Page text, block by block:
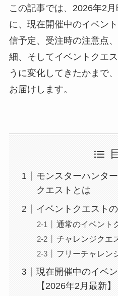
この記事では、2026年2
に、現在開催中のイベン
信予定、受注時の注意点
細、そしてイベントクエ
うに変化してきたかまで
お届けします。
モンスターハンタ
クエストとは
イベントクエスト
通常のイベント
チャレンジクエ
フリーチャレン
現在開催中のイベ
【2026年2月最新】